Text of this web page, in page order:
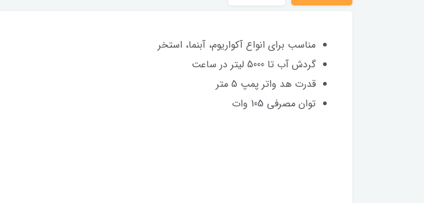
مناسب برای انواع آکواریوم، آبنما، استخر
گردش آب تا 5000 لیتر در ساعت
قدرت هد واتر پمپ 5 متر
توان مصرفی 105 وات